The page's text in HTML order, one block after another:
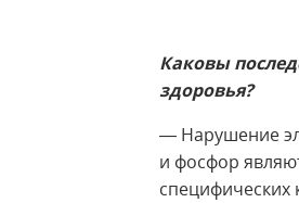
Каковы
здоровья?
— Нарушение
и фосфор
специфических